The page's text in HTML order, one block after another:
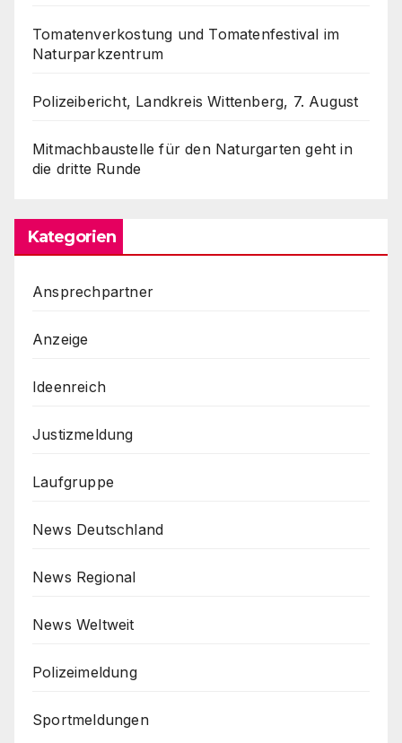
Tomatenverkostung und Tomatenfestival im
Naturparkzentrum
Polizeibericht, Landkreis Wittenberg, 7. August
Mitmachbaustelle für den Naturgarten geht in
die dritte Runde
Kategorien
Ansprechpartner
Anzeige
Ideenreich
Justizmeldung
Laufgruppe
News Deutschland
News Regional
News Weltweit
Polizeimeldung
Sportmeldungen